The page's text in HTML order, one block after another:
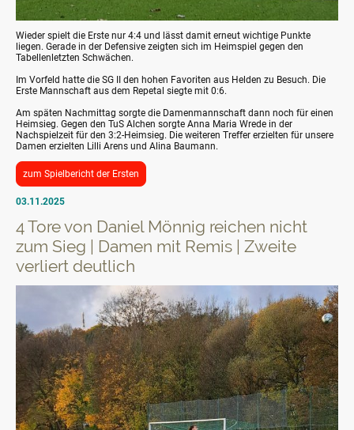
Wieder spielt die Erste nur 4:4 und lässt damit erneut wichtige Punkte
liegen. Gerade in der Defensive zeigten sich im Heimspiel gegen den
Tabellenletzten Schwächen.
Im Vorfeld hatte die SG II den hohen Favoriten aus Helden zu Besuch. Die
Erste Mannschaft aus dem Repetal siegte mit 0:6.
Am späten Nachmittag sorgte die Damenmannschaft dann noch für einen
Heimsieg. Gegen den TuS Alchen sorgte Anna Maria Wrede in der
Nachspielzeit für den 3:2-Heimsieg. Die weiteren Treffer erzielten für unsere
Damen erzielten Lilli Arens und Alina Baumann.
zum Spielbericht der Ersten
03.11.2025
4 Tore von Daniel Mönnig reichen nicht
zum Sieg | Damen mit Remis | Zweite
verliert deutlich